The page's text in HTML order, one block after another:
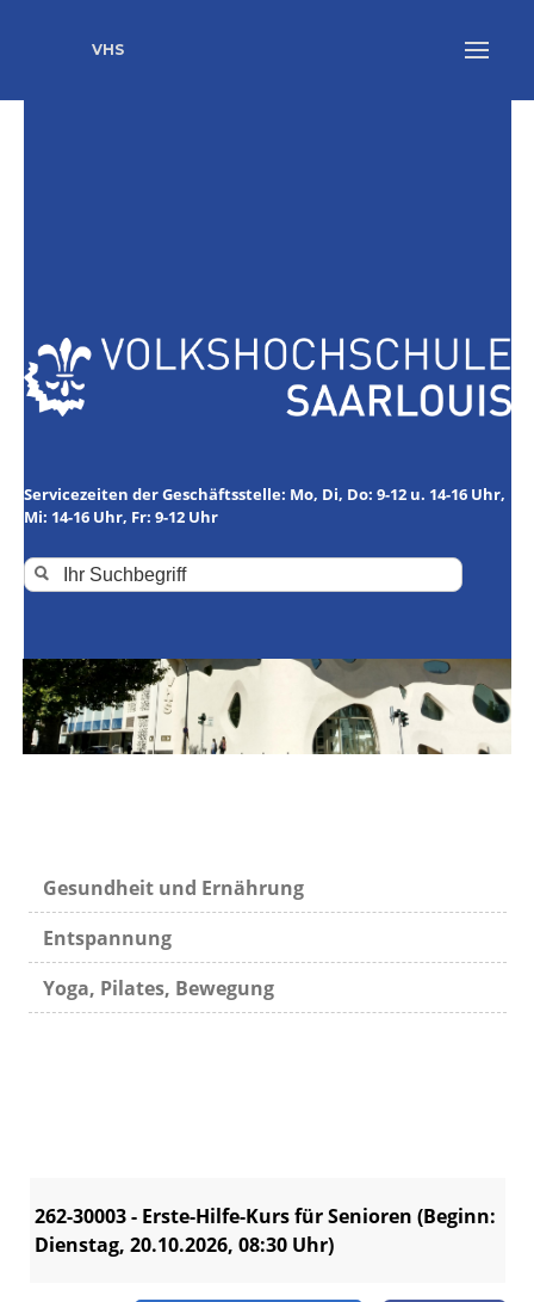
VHS
Servicezeiten der Geschäftsstelle: Mo, Di, Do: 9-12 u. 14-16 Uhr,
Mi: 14-16 Uhr, Fr: 9-12 Uhr
Gesundheit und Ernährung
Entspannung
Yoga, Pilates, Bewegung
262-30003 - Erste-Hilfe-Kurs für Senioren (Beginn:
Dienstag, 20.10.2026, 08:30 Uhr)